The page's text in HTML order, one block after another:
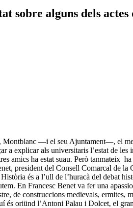
sobre alguns dels
―i el seu Ajuntament―, el
a explicar als universitaris l’estat de
amics ha estat suau. Però tanmateix
president del Consell Comarcal de la
és a l’ull de l’huracà del debat
En Francesc Benet va fer una
de construccions medievals,
és oriünd l’Antoni Palau i Dolcet, el